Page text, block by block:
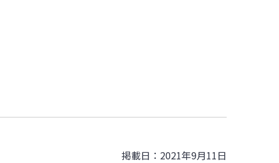
掲載日：2021年9月11日